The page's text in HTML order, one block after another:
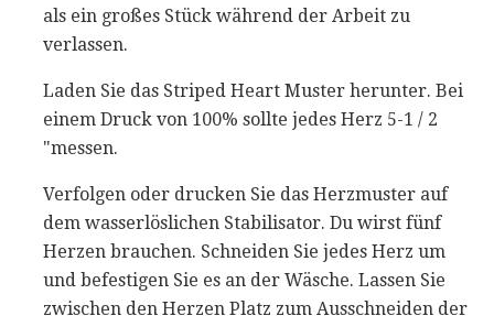
als ein großes Stück während der Arbeit zu
verlassen.
Laden Sie das Striped Heart Muster herunter. Bei
einem Druck von 100% sollte jedes Herz 5-1 / 2
"messen.
Verfolgen oder drucken Sie das Herzmuster auf
dem wasserlöslichen Stabilisator. Du wirst fünf
Herzen brauchen. Schneiden Sie jedes Herz um
und befestigen Sie es an der Wäsche. Lassen Sie
zwischen den Herzen Platz zum Ausschneiden der